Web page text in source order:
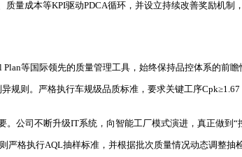
量成本等KPI驱动PDCA循环，并设立持续改善奖励机制
等国际领先的质量管理工具，始终保持品控体系的前瞻
规则。严格执行车规级品质标准，要求关键工序
公司不断升级IT系统，向智能工厂模式演进，真正做到“
格执行AQL抽样标准，并根据批次质量情况动态调整抽